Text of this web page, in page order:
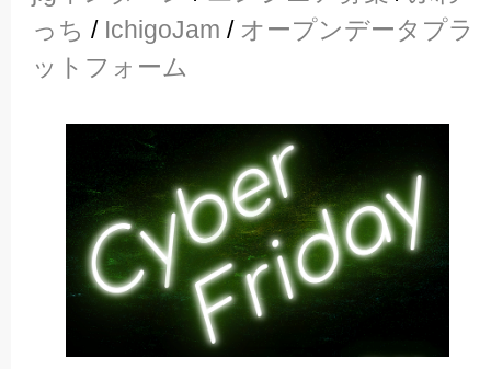
っち / IchigoJam / オープンデータプラ
ットフォーム